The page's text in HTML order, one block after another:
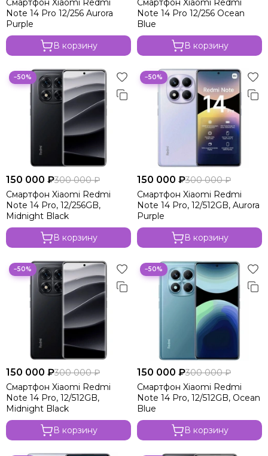
Xiaomi 14T
Xiaomi Redmi 14C
Xiaomi Redmi 13
Xiaomi Redmi A3
Xiaomi Redmi Note 13 Pro 5G
Xiaomi Redmi Note 13 Pro
Xiaomi Redmi Note 13 Pro NFC 4G
Xiaomi Redmi Note 13 4G
Xiaomi Redmi 13C
Xiaomi 12 Pro
Смартфон Xiaomi Redmi
Note 14 Pro 12/256 Aurora
Purple
В корзину
Смартфон Xiaomi Redmi
Note 14 Pro 12/256 Ocean
Blue
В корзину
−50%
150 000 ₽300 000 ₽
Смартфон Xiaomi Redmi
Note 14 Pro, 12/256GB,
Midnight Black
В корзину
−50%
150 000 ₽300 000 ₽
Смартфон Xiaomi Redmi
Note 14 Pro, 12/512GB, Aurora
Purple
В корзину
−50%
150 000 ₽300 000 ₽
Смартфон Xiaomi Redmi
Note 14 Pro, 12/512GB,
Midnight Black
В корзину
−50%
150 000 ₽300 000 ₽
Смартфон Xiaomi Redmi
Note 14 Pro, 12/512GB, Ocean
Blue
В корзину